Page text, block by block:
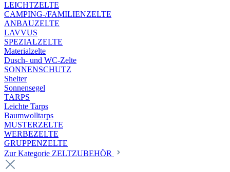
LEICHTZELTE
CAMPING-/FAMILIENZELTE
ANBAUZELTE
LAVVUS
SPEZIALZELTE
Materialzelte
Dusch- und WC-Zelte
SONNENSCHUTZ
Shelter
Sonnensegel
TARPS
Leichte Tarps
Baumwolltarps
MUSTERZELTE
WERBEZELTE
GRUPPENZELTE
Zur Kategorie ZELTZUBEHÖR